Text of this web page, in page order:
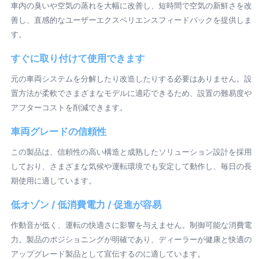
車内の臭いや空気の蒸れを大幅に改善し、短時間で空気の新鮮さを改
善し、直感的なユーザーエクスペリエンスフィードバックを提供しま
す。
すぐに取り付けて使用できます
元の車両システムを分解したり改造したりする必要はありません。設
置方法が柔軟でさまざまなモデルに適応できるため、設置の難易度や
アフターコストを削減できます。
車両グレードの信頼性
この製品は、信頼性の高い構造と成熟したソリューション設計を採用
しており、さまざまな気候や運転環境でも安定して動作し、毎日の長
期使用に適しています。
低オゾン / 低消費電力 / 促進が容易
作動音が低く、運転の快適さに影響を与えません。制御可能な消費電
力。製品のポジショニングが明確であり、ディーラーが健康と快適の
アップグレード製品として宣伝するのに適しています。